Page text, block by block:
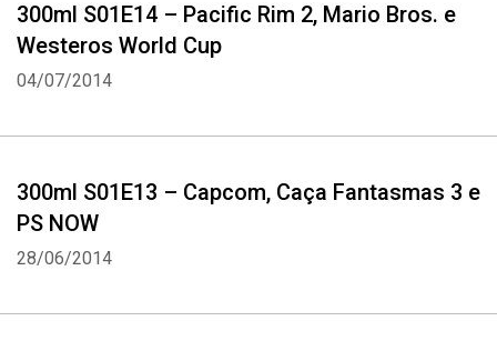
300ml S01E14 – Pacific Rim 2, Mario Bros. e
Westeros World Cup
04/07/2014
300ml S01E13 – Capcom, Caça Fantasmas 3 e
PS NOW
28/06/2014